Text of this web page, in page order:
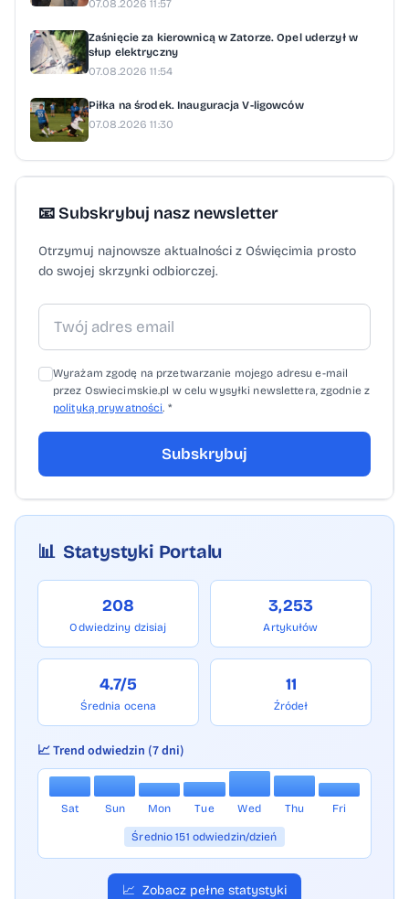
07.08.2026 11:57
Zaśnięcie za kierownicą w Zatorze. Opel uderzył w
słup elektryczny
07.08.2026 11:54
Piłka na środek. Inauguracja V-ligowców
07.08.2026 11:30
📧 Subskrybuj nasz newsletter
Otrzymuj najnowsze aktualności z Oświęcimia prosto
do swojej skrzynki odbiorczej.
Wyrażam zgodę na przetwarzanie mojego adresu e-mail
przez Oswiecimskie.pl w celu wysyłki newslettera, zgodnie z
polityką prywatności . *
Subskrybuj
📊 Statystyki Portalu
208
Odwiedziny dzisiaj
3,253
Artykułów
4.7/5
Średnia ocena
11
Źródeł
📈 Trend odwiedzin (7 dni)
Sat Sun Mon Tue Wed Thu Fri
Średnio 151 odwiedzin/dzień
📈 Zobacz pełne statystyki